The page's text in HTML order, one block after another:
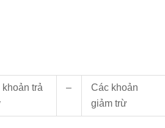
khoản trả
–
Các khoản
giảm trừ